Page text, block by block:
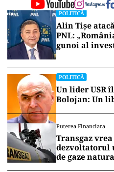
POLITICĂ
Alin Tișe
PNL:
gunoi al
POLITICĂ
Un lider USR
Bolojan: Un
Puterea Financiara
Transgaz
dezvoltatorul
de gaze